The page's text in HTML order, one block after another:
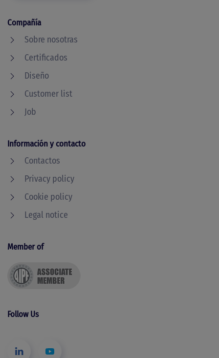
Compañía
Sobre nosotras
Certificados
Diseño
Customer list
Job
Información y contacto
Contactos
Privacy policy
Cookie policy
Legal notice
Member of
Follow Us